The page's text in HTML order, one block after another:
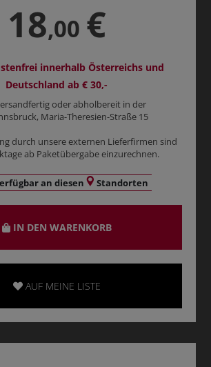
18,00 €
innerhalb Österreichs und
Deutschland ab € 30,-
oder abholbereit in der
Maria-Theresien-Straße 15
durch unsere externen Lieferfirmen sind
ab Paketübergabe einzurechnen.
an diesen Standorten
IN DEN WARENKORB
AUF MEINE LISTE